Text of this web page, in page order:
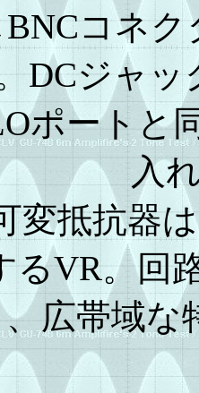
コネ
DCジャ
ポートと
入
変抵抗器
るVR。回
広帯域